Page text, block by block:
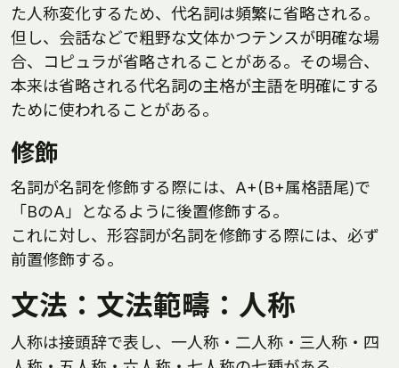
た人称変化するため、代名詞は頻繁に省略される。
但し、会話などで粗野な文体かつテンスが明確な場
合、コピュラが省略されることがある。その場合、
本来は省略される代名詞の主格が主語を明確にする
ために使われることがある。
修飾
名詞が名詞を修飾する際には、A+(B+属格語尾)で
「BのA」となるように後置修飾する。
これに対し、形容詞が名詞を修飾する際には、必ず
前置修飾する。
文法：文法範疇：人称
人称は接頭辞で表し、一人称・二人称・三人称・四